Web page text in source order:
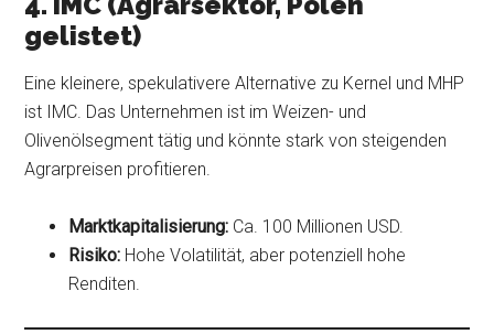
gelistet)
Eine kleinere, spekulativere Alternative zu Kernel und MHP
ist IMC. Das Unternehmen ist im Weizen- und
Olivenölsegment tätig und könnte stark von steigenden
Agrarpreisen profitieren.
Marktkapitalisierung: Ca. 100 Millionen USD.
Risiko: Hohe Volatilität, aber potenziell hohe
Renditen.